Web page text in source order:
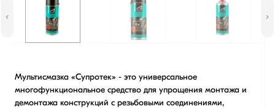
‹ ›
Мультисмазка «Супротек» - это универсальное
многофункциональное средство для упрощения монтажа и
демонтажа конструкций с резьбовыми соединениями,